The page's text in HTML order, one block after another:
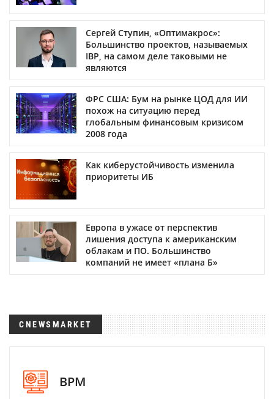
Сергей Ступин, «Оптимакрос»:
Большинство проектов, называемых
IBP, на самом деле таковыми не
являются
ФРС США: Бум на рынке ЦОД для ИИ
похож на ситуацию перед
глобальным финансовым кризисом
2008 года
Как киберустойчивость изменила
приоритеты ИБ
Европа в ужасе от перспектив
лишения доступа к американским
облакам и ПО. Большинство
компаний не имеет «плана Б»
CNEWSMARKET
BPM